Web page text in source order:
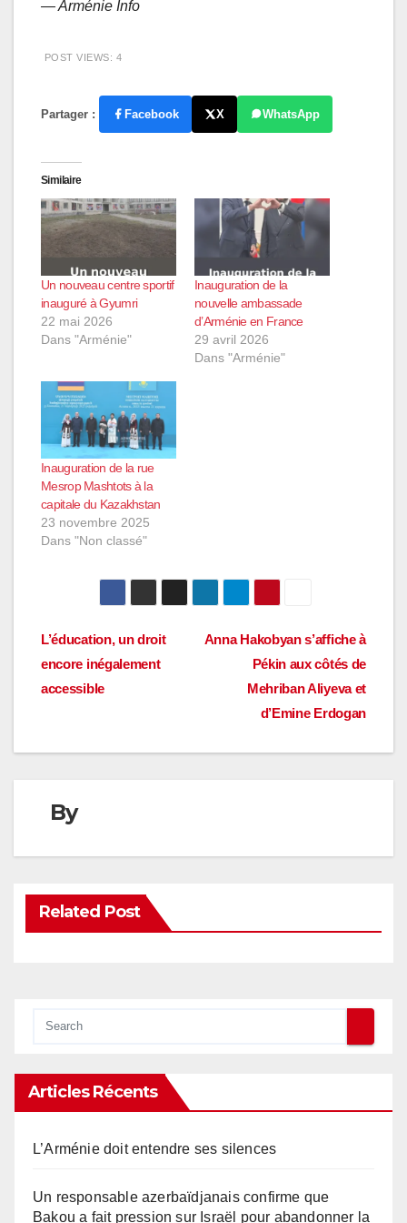
— Arménie Info
POST VIEWS: 4
Partager : Facebook X WhatsApp
Similaire
Un nouveau centre sportif
inauguré à Gyumri
22 mai 2026
Dans "Arménie"
Inauguration de la
nouvelle ambassade
d’Arménie en France
29 avril 2026
Dans "Arménie"
Inauguration de la rue
Mesrop Mashtots à la
capitale du Kazakhstan
23 novembre 2025
Dans "Non classé"
Navigation
de
Anna Hakobyan s’affiche à
Pékin aux côtés de
Mehriban Aliyeva et
d’Emine Erdogan
L’éducation, un droit
encore inégalement
accessible
By
Related Post
Articles Récents
L’Arménie doit entendre ses silences
Un responsable azerbaïdjanais confirme que
Bakou a fait pression sur Israël pour abandonner la